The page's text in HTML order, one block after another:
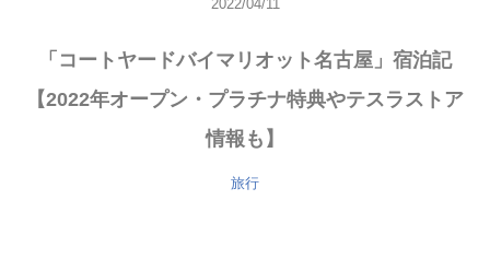
2022/04/11
「コートヤードバイマリオット名古屋」宿泊記
【2022年オープン・プラチナ特典やテスラストア
情報も】
旅行